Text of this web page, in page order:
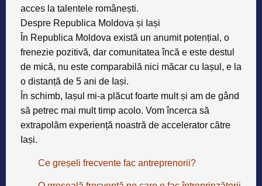
acces la talentele românești.
Despre Republica Moldova și Iași
În Republica Moldova există un anumit potențial, o
frenezie pozitivă, dar comunitatea încă e este destul
de mică, nu este comparabilă nici măcar cu Iașul, e la
o distanță de 5 ani de Iași.
În schimb, Iașul mi-a plăcut foarte mult și am de gând
să petrec mai mult timp acolo. Vom încerca să
extrapolăm experiență noastră de accelerator către
Iași.
Ce greșeli frecvente fac antreprenorii?